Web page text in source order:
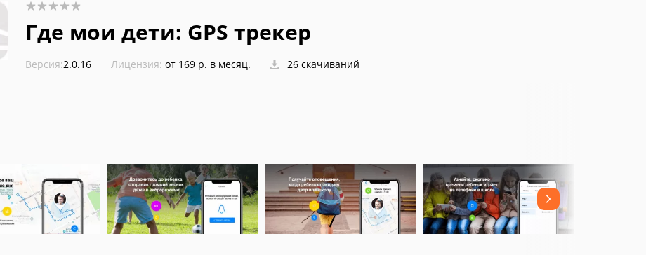
Где мои дети: GPS трекер
Версия:2.0.16 Лицензия: от 169 р. в месяц. 26 скачиваний